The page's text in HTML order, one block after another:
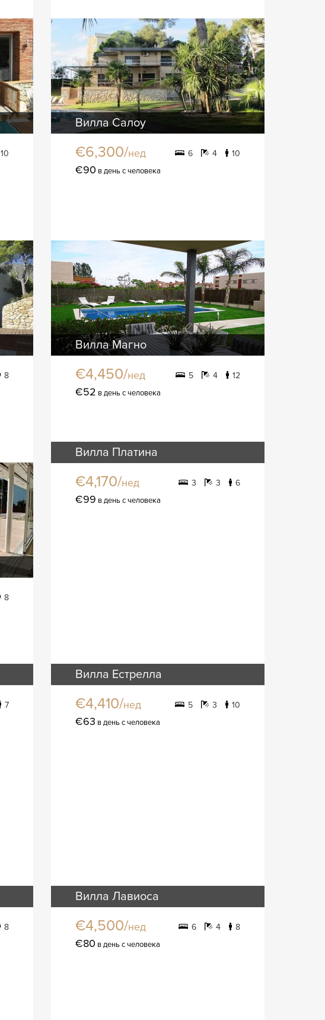
10
Вилла Салоу
€6,300/нед 6 4 10
€90 в день с человека
8
Вилла Магно
€4,450/нед 5 4 12
€52 в день с человека
8
Вилла Платина
€4,170/нед 3 3 6
€99 в день с человека
7
Вилла Естрелла
€4,410/нед 5 3 10
€63 в день с человека
8
Вилла Лавиоса
€4,500/нед 6 4 8
€80 в день с человека